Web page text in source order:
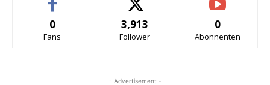
0
Fans
3,913
Follower
0
Abonnenten
- Advertisement -